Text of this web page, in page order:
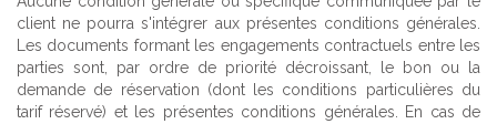
client ne pourra s'intégrer aux présentes conditions générales.
Les documents formant les engagements contractuels entre les
parties sont, par ordre de priorité décroissant, le bon ou la
demande de réservation (dont les conditions particulières du
tarif réservé) et les présentes conditions générales. En cas de